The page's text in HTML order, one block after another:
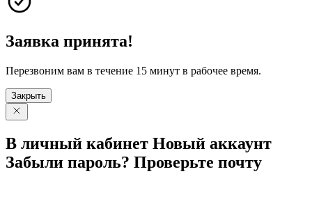
Заявка принята!
Перезвоним вам в течение 15 минут в рабочее время.
Закрыть
В личный кабинет Новый аккаунт
Забыли пароль? Проверьте почту